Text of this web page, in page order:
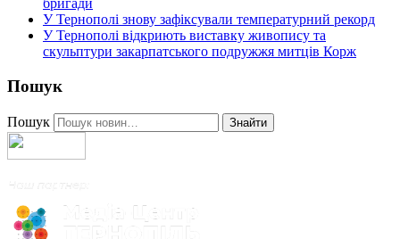
бригади
У Тернополі знову зафіксували температурний рекорд
У Тернополі відкриють виставку живопису та
скульптури закарпатського подружжя митців Корж
Пошук
Пошук Знайти